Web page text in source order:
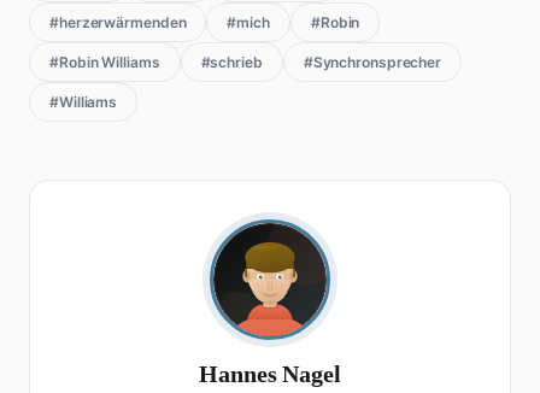
#herzerwärmenden #mich #Robin
#Robin Williams #schrieb #Synchronsprecher
#Williams
Hannes Nagel